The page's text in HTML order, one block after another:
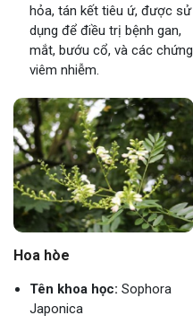
hỏa, tán kết tiêu ứ, được sử
dụng để điều trị bệnh gan,
mắt, bướu cổ, và các chứng
viêm nhiễm.
Hoa hòe
Tên khoa học: Sophora
Japonica